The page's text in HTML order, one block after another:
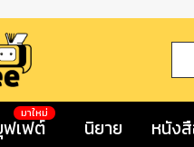
ฟเฟต์
มาใหม่
นิยาย หนัง